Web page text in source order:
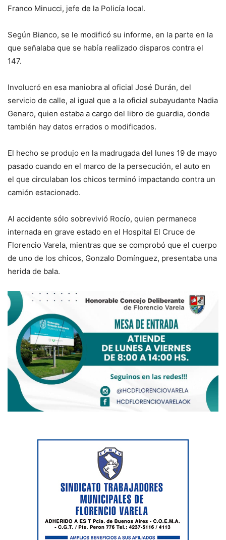
Franco Minucci, jefe de la Policía local.
Según Bianco, se le modificó su informe, en la parte en la
que señalaba que se había realizado disparos contra el
147.
Involucró en esa maniobra al oficial José Durán, del
servicio de calle, al igual que a la oficial subayudante Nadia
Genaro, quien estaba a cargo del libro de guardia, donde
también hay datos errados o modificados.
El hecho se produjo en la madrugada del lunes 19 de mayo
pasado cuando en el marco de la persecución, el auto en
el que circulaban los chicos terminó impactando contra un
camión estacionado.
Al accidente sólo sobrevivió Rocío, quien permanece
internada en grave estado en el Hospital El Cruce de
Florencio Varela, mientras que se comprobó que el cuerpo
de uno de los chicos, Gonzalo Domínguez, presentaba una
herida de bala.